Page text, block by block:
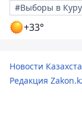
#Выборы в
+33°
Новости
Редакция